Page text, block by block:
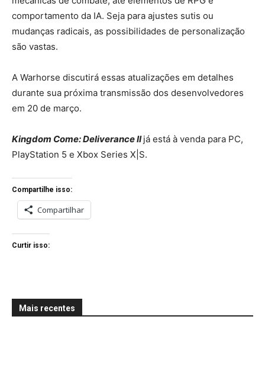
comportamento da IA. Seja para ajustes sutis ou
mudanças radicais, as possibilidades de personalização
são vastas.
A Warhorse discutirá essas atualizações em detalhes
durante sua próxima transmissão dos desenvolvedores
em 20 de março.
Kingdom Come: Deliverance II já está à venda para PC,
PlayStation 5 e Xbox Series X|S.
Compartilhe isso:
Compartilhar
Curtir isso:
Mais recentes